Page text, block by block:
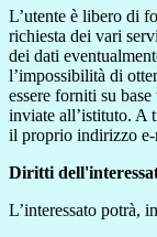
L’utente è libero di
richiesta dei vari
dei dati
l’impossibilità di
essere forniti su
inviate all’istituto. A
il proprio indirizzo
Diritti
L’interessato potrà,